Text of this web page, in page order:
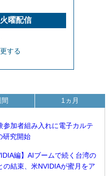
曜配信
する
参加者組み入れに電子カルテ
研究開始
編】AIブームで続く台湾の
結束、米NVIDIAが蜜月をア
1ヵ月